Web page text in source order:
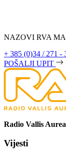
NAZOVI RVA
+ 385 (0)34 / 271 -
POŠALJI UPIT
Radio Vallis Aurea
Vijesti